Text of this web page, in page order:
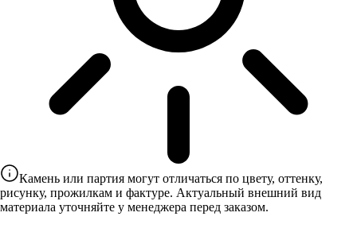
Камень или партия могут отличаться по цвету, оттенку,
рисунку, прожилкам и фактуре. Актуальный внешний вид
материала уточняйте у менеджера перед заказом.